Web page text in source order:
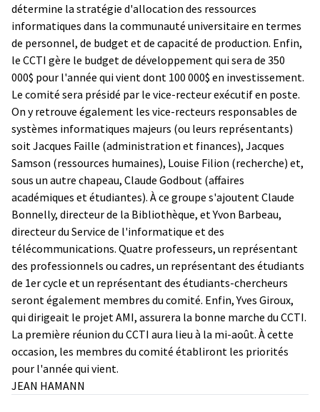
détermine la stratégie d'allocation des ressources
informatiques dans la communauté universitaire en termes
de personnel, de budget et de capacité de production. Enfin,
le CCTI gère le budget de développement qui sera de 350
000$ pour l'année qui vient dont 100 000$ en investissement.
Le comité sera présidé par le vice-recteur exécutif en poste.
On y retrouve également les vice-recteurs responsables de
systèmes informatiques majeurs (ou leurs représentants)
soit Jacques Faille (administration et finances), Jacques
Samson (ressources humaines), Louise Filion (recherche) et,
sous un autre chapeau, Claude Godbout (affaires
académiques et étudiantes). À ce groupe s'ajoutent Claude
Bonnelly, directeur de la Bibliothèque, et Yvon Barbeau,
directeur du Service de l'informatique et des
télécommunications. Quatre professeurs, un représentant
des professionnels ou cadres, un représentant des étudiants
de 1er cycle et un représentant des étudiants-chercheurs
seront également membres du comité. Enfin, Yves Giroux,
qui dirigeait le projet AMI, assurera la bonne marche du CCTI.
La première réunion du CCTI aura lieu à la mi-août. À cette
occasion, les membres du comité établiront les priorités
pour l'année qui vient.
JEAN HAMANN